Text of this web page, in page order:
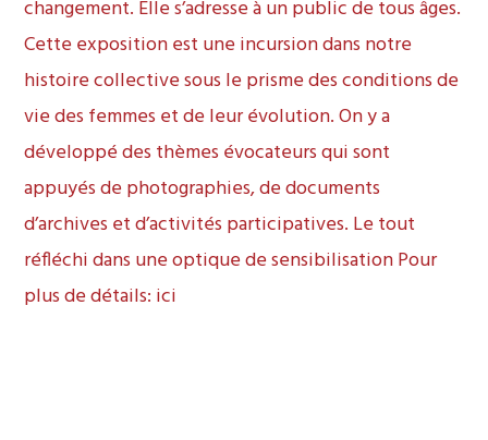
changement. Elle s’adresse à un public de tous âges.
Cette exposition est une incursion dans notre
histoire collective sous le prisme des conditions de
vie des femmes et de leur évolution. On y a
développé des thèmes évocateurs qui sont
appuyés de photographies, de documents
d’archives et d’activités participatives. Le tout
réfléchi dans une optique de sensibilisation Pour
plus de détails: ici